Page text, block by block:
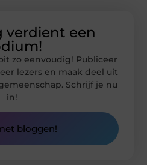
verdient een
zo eenvoudig! Publiceer
lezers en maak deel uit
Schrijf je nu
in!
bloggen!